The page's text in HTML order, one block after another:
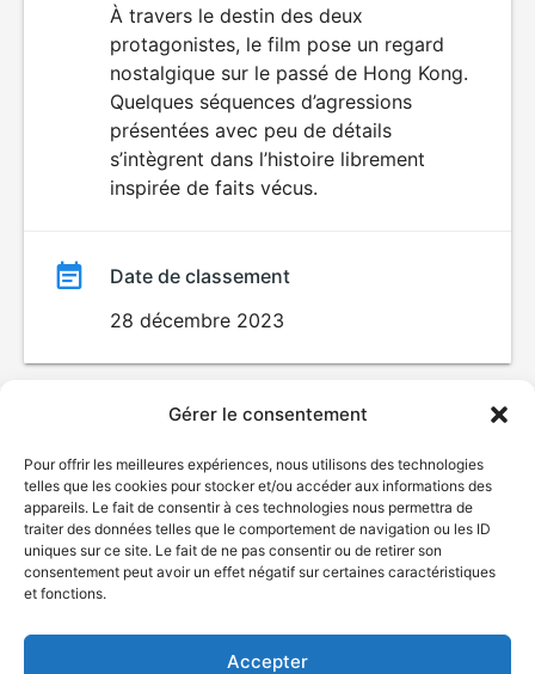
Gérer le consentement
Pour offrir les meilleures expériences, nous utilisons des technologies
telles que les cookies pour stocker et/ou accéder aux informations des
appareils. Le fait de consentir à ces technologies nous permettra de
traiter des données telles que le comportement de navigation ou les ID
uniques sur ce site. Le fait de ne pas consentir ou de retirer son
consentement peut avoir un effet négatif sur certaines caractéristiques
et fonctions.
Accepter
DÉCONSEILLÉ
AUX JEUNES
ENFANTS
À travers le destin des deux
protagonistes, le film pose un regard
nostalgique sur le passé de Hong Kong.
Quelques séquences d’agressions
présentées avec peu de détails
s’intègrent dans l’histoire librement
inspirée de faits vécus.
Date de classement
28 décembre 2023
© Gouvernement du Québec, 2026
Plan du site
Accessibilité